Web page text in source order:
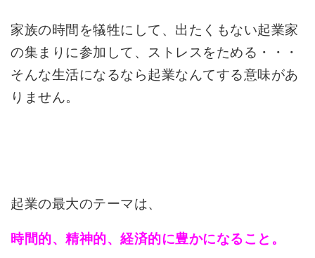
家族の時間を犠牲にして、出たくもない起業家
の集まりに参加して、ストレスをためる・・・
そんな生活になるなら起業なんてする意味があ
りません。
起業の最大のテーマは、
時間的、精神的、経済的に豊かになること。